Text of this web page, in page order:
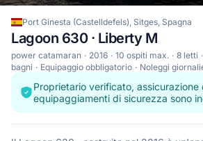
Port Ginesta (Castelldefels), Sitges, Spagna
Lagoon 630 · Liberty M
power catamaran 2016 10 ospiti max. 8 letti
bagni
Equipaggio obbligatorio Noleggi
Proprietario verificato, assicurazione
equipaggiamenti di sicurezza sono